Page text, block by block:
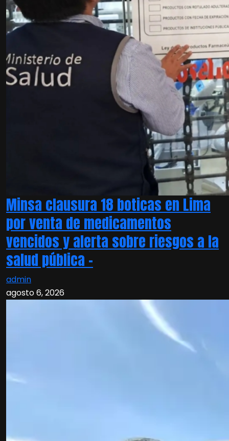
Minsa clausura 18 boticas en Lima
por venta de medicamentos
vencidos y alerta sobre riesgos a la
salud pública –
admin
agosto 6, 2026